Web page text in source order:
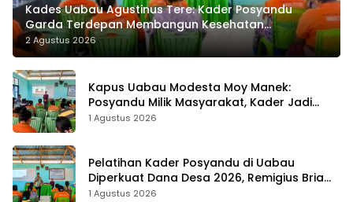
Kades Uabau Agustinus Tere: Kader Posyandu
Garda Terdepan Membangun Kesehatan
Masyarakat Desa
2 Agustus 2026
Kapus Uabau Modesta Moy Manek:
Posyandu Milik Masyarakat, Kader Jadi
Ujung Tombak Perangi Stunting
1 Agustus 2026
Pelatihan Kader Posyandu di Uabau
Diperkuat Dana Desa 2026, Remigius Bria
Tekankan Transparansi dengan Libatkan
1 Agustus 2026